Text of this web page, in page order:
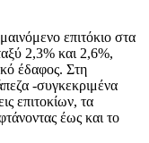
επιτόκιο στα
2,3% και 2,6%,
έδαφος. Στη
-συγκεκριμένα
επιτοκίων, τα
έως και το